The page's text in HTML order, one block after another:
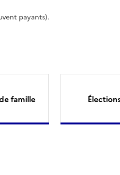
payants).
famille